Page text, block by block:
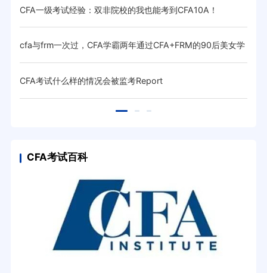
CFA一级考试经验：双非院校的我也能考到CFA10A！
cfa与frm一次过，CFA学霸两年通过CFA+FRM的90后美女学
霸
CFA考试什么样的情况会被监考Report
CFA考试百科